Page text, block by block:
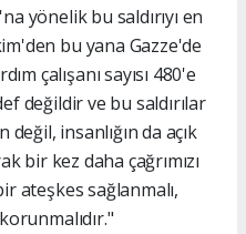
yönelik bu saldırıyı en
bu yana Gazze'de
çalışanı sayısı 480'e
değildir ve bu saldırılar
insanlığın da açık
bir kez daha çağrımızı
ateşkes sağlanmalı,